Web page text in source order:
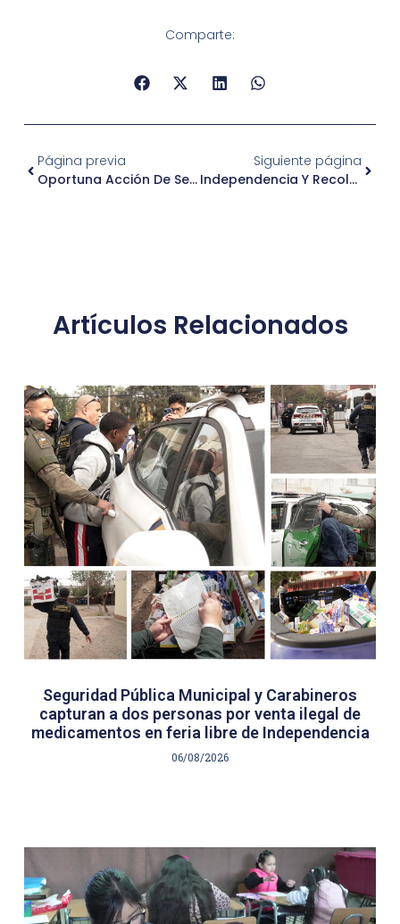
Comparte:
Página previa
Oportuna Acción De Seguridad Municipal Permitió Detención De Traficante De Drogas En Independencia
Siguiente página
Independencia Y Recoleta Realizan Operativo Conjunto De Retiro De Rucos Y Comercio Ilegal
Artículos Relacionados
Seguridad Pública Municipal y Carabineros
capturan a dos personas por venta ilegal de
medicamentos en feria libre de Independencia
06/08/2026